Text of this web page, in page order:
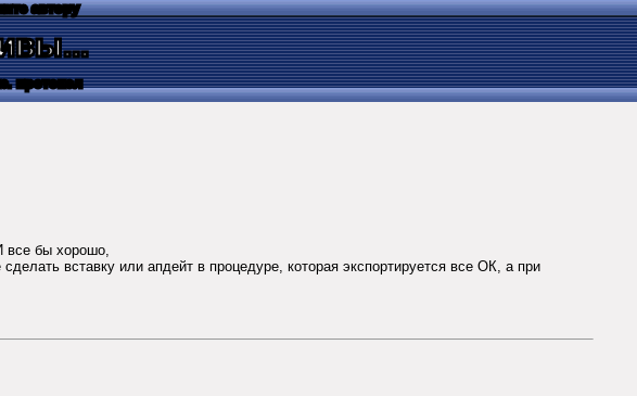
автору
протокол
все бы хорошо,
вставку или апдейт в процедуре, которая экспортируется все ОК, а при